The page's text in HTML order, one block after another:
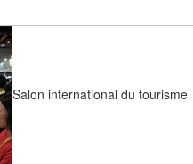
Salon international du tourisme